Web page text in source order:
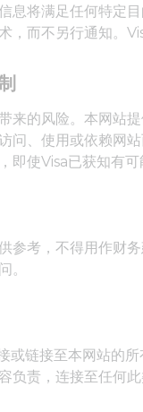
息将满足任何特定
，而不另行通知。
来的风险。本网站
问、使用或依赖网
即使Visa已获知有可
参考，不得用作财
。
或链接至本网站的
负责，连接至任何